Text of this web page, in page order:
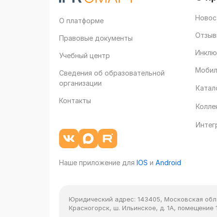
О платформе
Правовые документы
Учебный центр
Сведения об образовательной
организации
Контакты
Наше приложение для IOS и Android
Юридический адрес: 143405, Московская
Красногорск, ш. Ильинское, д. 1А, помещение